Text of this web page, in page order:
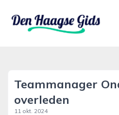
denhaagsegids.nl
Teammanager
overleden
11 okt. 2024